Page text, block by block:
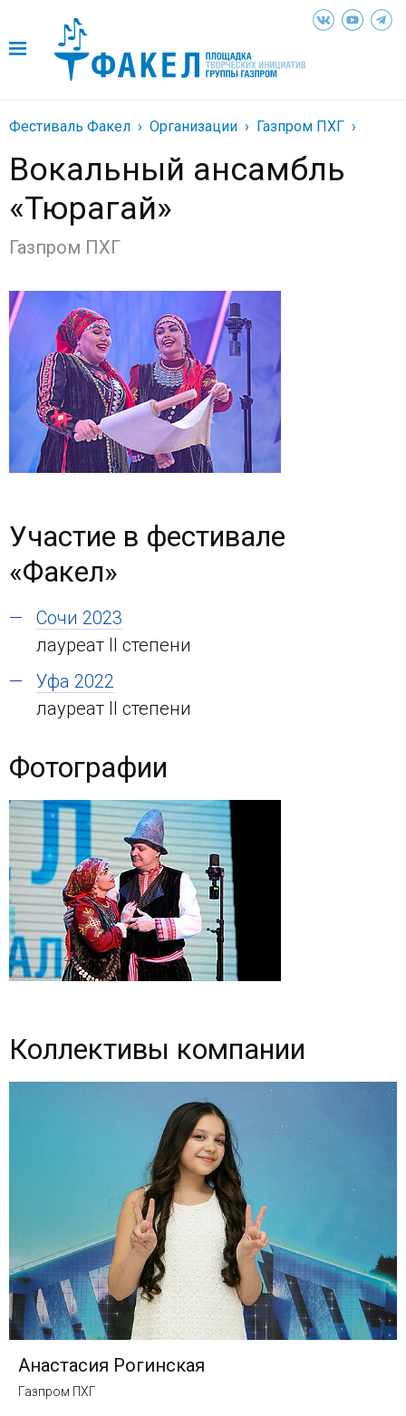
Фестиваль Факел Организации Газпром ПХГ
Вокальный ансамбль
«Тюрагай»
Газпром ПХГ
Участие в фестивале
«Факел»
Сочи 2023
лауреат II степени
Уфа 2022
лауреат II степени
Фотографии
Коллективы компании
Анастасия Рогинская
Газпром ПХГ